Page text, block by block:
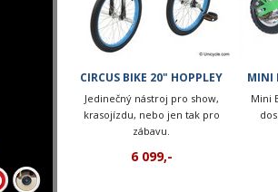
CIRCUS BIKE 20" HOPPLEY
Jedinečný nástroj pro show,
krasojízdu, nebo jen tak pro
zábavu.
6 099,-
MINI
Mini